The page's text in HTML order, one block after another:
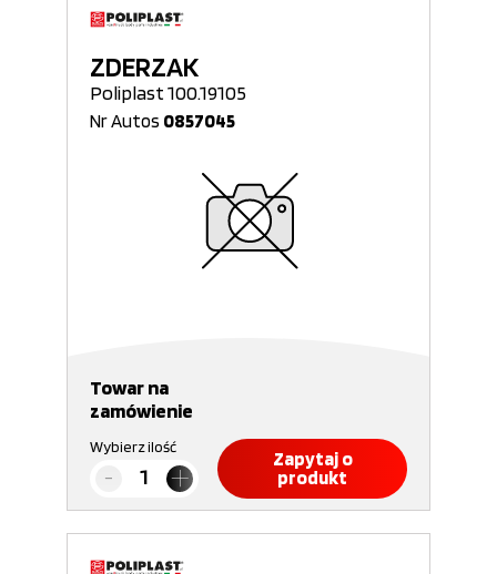
ZDERZAK
Poliplast 100.19105
Nr Autos 0857045
Towar na
zamówienie
Wybierz ilość
Zapytaj o
produkt